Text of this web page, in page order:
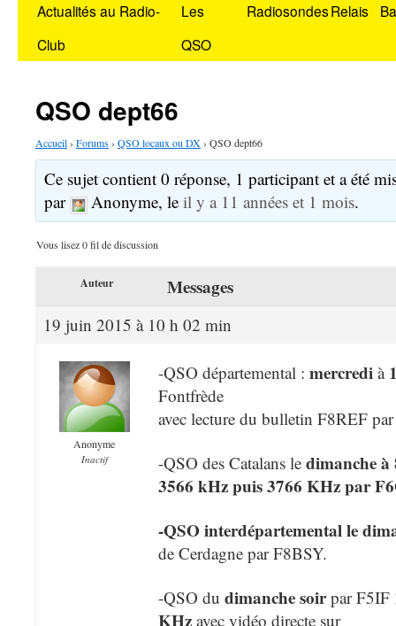
Aller
Actualités au Radio-
Club
Les
QSO
RadiosondesRelais
QSO dept66
Accueil› Forums› QSO locaux ou DX› QSO dept66
Ce sujet contient 0 réponse, 1 participant et a été
par
Anonyme, leil y a 11 années et 1 mois.
Vous lisez 0 fil de discussion
Auteur Messages
19 juin 2015 à 10 h 02 min
Anonyme
Inactif
-QSO départemental : mercredi à
Fontfrède
avec lecture du bulletin F8REF
-QSO des Catalans le dimanche à
3566 kHz puis 3766 KHzpar
-QSO interdépartemental le
de Cerdagne par F8BSY.
-QSO du dimanche soirpar F5IF
KHz avec vidéo directe sur